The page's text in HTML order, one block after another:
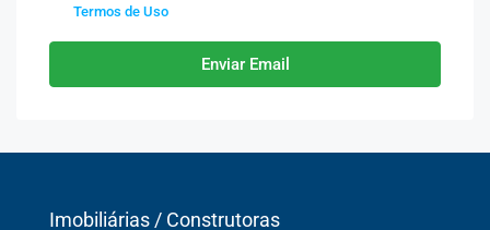
Termos de Uso
Enviar Email
Imobiliárias / Construtoras